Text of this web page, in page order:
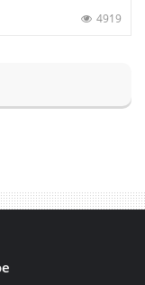
4919